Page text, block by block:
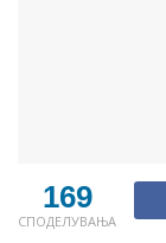
169
СПОДЕЛУВАЊА